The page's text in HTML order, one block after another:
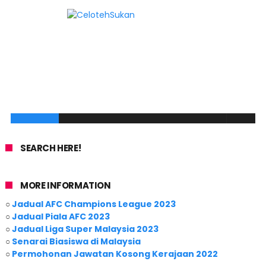
SEARCH HERE!
MORE INFORMATION
○Jadual AFC Champions League 2023
○Jadual Piala AFC 2023
○Jadual Liga Super Malaysia 2023
○ Senarai Biasiswa di Malaysia
○ Permohonan Jawatan Kosong Kerajaan 2022